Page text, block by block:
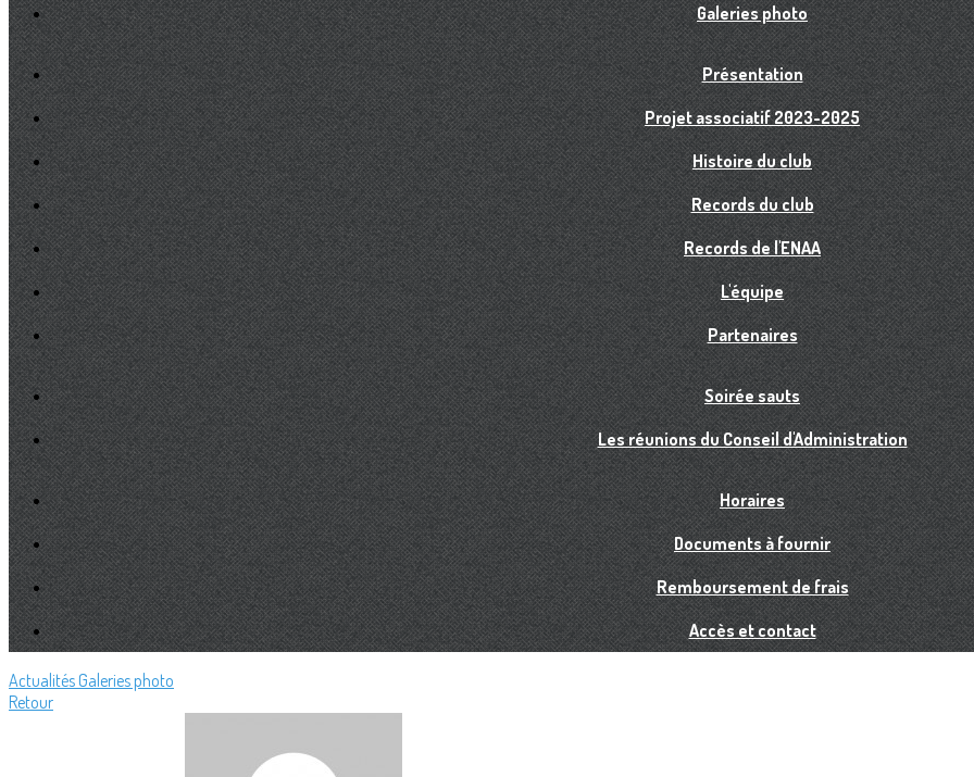
Galeries photo
Présentation
Projet associatif 2023-2025
Histoire du club
Records du club
Records de l'ENAA
L'équipe
Partenaires
Soirée sauts
Les réunions du Conseil d'Administration
Horaires
Documents à fournir
Remboursement de frais
Accès et contact
Actualités Galeries photo
Retour